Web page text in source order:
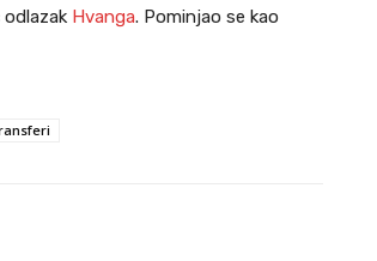
odlazak Hvanga. Pominjao se kao